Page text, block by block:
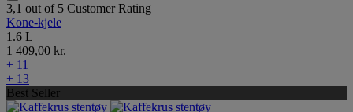
3,1 out of 5 Customer Rating
Kone-kjele
1.6 L
1 409,00 kr.
+ 11
+ 13
Best Seller